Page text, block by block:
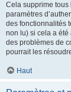
Cela supprime tous
paramètres
des fonctionnalités
non lu) si cela a été
des problèmes de
pourrait les
Haut